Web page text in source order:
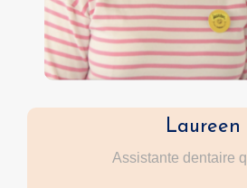
Laureen
Assistante dentaire